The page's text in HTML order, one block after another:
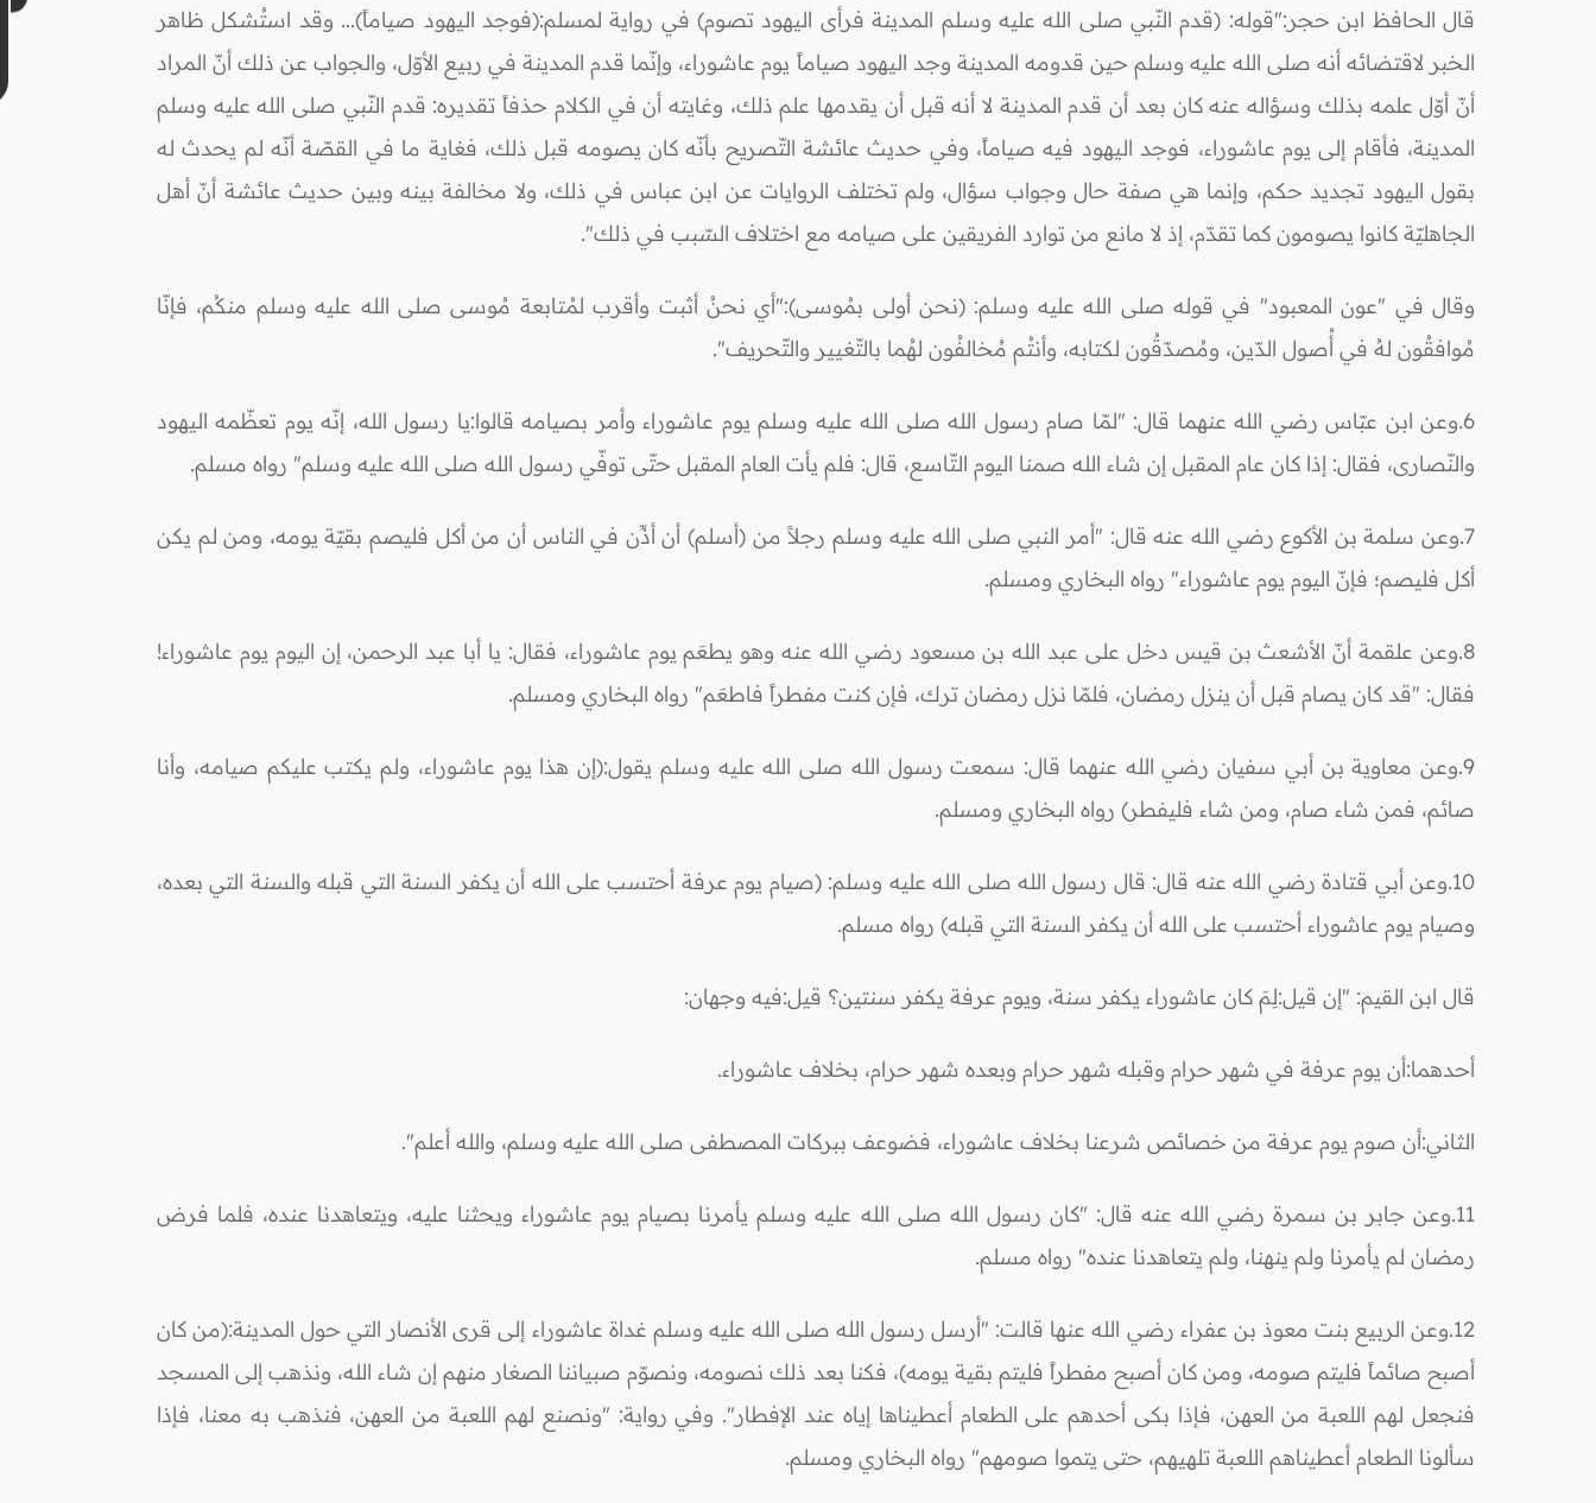
قال الحافظ ابن حجر:"قوله: (قدم النّبي صلى الله عليه وسلم المدينة فرأى اليهود تصوم) في رواية لمسلم:(فوجد اليهود صياماً)... وقد استُشكل ظاهر
الخبر لاقتضائه أنه صلى الله عليه وسلم حين قدومه المدينة وجد اليهود صياماً يوم عاشوراء، وإنّما قدم المدينة في ربيع الأوّل، والجواب عن ذلك أنّ المراد
أنّ أوّل علمه بذلك وسؤاله عنه كان بعد أن قدم المدينة لا أنه قبل أن يقدمها علم ذلك، وغايته أن في الكلام حذفاً تقديره: قدم النّبي صلى الله عليه وسلم
المدينة، فأقام إلى يوم عاشوراء، فوجد اليهود فيه صياماً، وفي حديث عائشة التّصريح بأنّه كان يصومه قبل ذلك، فغاية ما في القصّة أنّه لم يحدث له
بقول اليهود تجديد حكم، وإنما هي صفة حال وجواب سؤال، ولم تختلف الروايات عن ابن عباس في ذلك، ولا مخالفة بينه وبين حديث عائشة أنّ أهل
الجاهليّة كانوا يصومون كما تقدّم، إذ لا مانع من توارد الفريقين على صيامه مع اختلاف السّبب في ذلك".
وقال في "عون المعبود" في قوله صلى الله عليه وسلم: (نحن أولى بمُوسى):"أي نحنُ أثبت وأقرب لمُتابعة مُوسى صلى الله عليه وسلم منكُم، فإنّا
مُوافقُون لهُ في أُصول الدّين، ومُصدّقُون لكتابه، وأنتُم مُخالفُون لهُما بالتّغيير والتّحريف".
6.وعن ابن عبّاس رضي الله عنهما قال: "لمّا صام رسول الله صلى الله عليه وسلم يوم عاشوراء وأمر بصيامه قالوا:يا رسول الله، إنّه يوم تعظّمه اليهود
والنّصارى، فقال: إذا كان عام المقبل إن شاء الله صمنا اليوم التّاسع، قال: فلم يأت العام المقبل حتّى توفّي رسول الله صلى الله عليه وسلم" رواه مسلم.
7.وعن سلمة بن الأكوع رضي الله عنه قال: "أمر النبي صلى الله عليه وسلم رجلاً من (أسلم) أن أذِّن في الناس أن من أكل فليصم بقيّة يومه، ومن لم يكن
أكل فليصم؛ فإنّ اليوم يوم عاشوراء" رواه البخاري ومسلم.
8.وعن علقمة أنّ الأشعث بن قيس دخل على عبد الله بن مسعود رضي الله عنه وهو يطعَم يوم عاشوراء، فقال: يا أبا عبد الرحمن، إن اليوم يوم عاشوراء!
فقال: "قد كان يصام قبل أن ينزل رمضان، فلمّا نزل رمضان ترك، فإن كنت مفطراً فاطعَم" رواه البخاري ومسلم.
9.وعن معاوية بن أبي سفيان رضي الله عنهما قال: سمعت رسول الله صلى الله عليه وسلم يقول:(إن هذا يوم عاشوراء، ولم يكتب عليكم صيامه، وأنا
صائم، فمن شاء صام، ومن شاء فليفطر) رواه البخاري ومسلم.
10.وعن أبي قتادة رضي الله عنه قال: قال رسول الله صلى الله عليه وسلم: (صيام يوم عرفة أحتسب على الله أن يكفر السنة التي قبله والسنة التي بعده،
وصيام يوم عاشوراء أحتسب على الله أن يكفر السنة التي قبله) رواه مسلم.
قال ابن القيم: "إن قيل:لِمَ كان عاشوراء يكفر سنة، ويوم عرفة يكفر سنتين؟ قيل:فيه وجهان:
أحدهما:أن يوم عرفة في شهر حرام وقبله شهر حرام وبعده شهر حرام، بخلاف عاشوراء.
الثاني:أن صوم يوم عرفة من خصائص شرعنا بخلاف عاشوراء، فضوعف ببركات المصطفى صلى الله عليه وسلم، والله أعلم".
11.وعن جابر بن سمرة رضي الله عنه قال: "كان رسول الله صلى الله عليه وسلم يأمرنا بصيام يوم عاشوراء ويحثنا عليه، ويتعاهدنا عنده، فلما فرض
رمضان لم يأمرنا ولم ينهنا، ولم يتعاهدنا عنده" رواه مسلم.
12.وعن الربيع بنت معوذ بن عفراء رضي الله عنها قالت: "أرسل رسول الله صلى الله عليه وسلم غداة عاشوراء إلى قرى الأنصار التي حول المدينة:(من كان
أصبح صائماً فليتم صومه، ومن كان أصبح مفطراً فليتم بقية يومه)، فكنا بعد ذلك نصومه، ونصوّم صبياننا الصغار منهم إن شاء الله، ونذهب إلى المسجد
فنجعل لهم اللعبة من العهن، فإذا بكى أحدهم على الطعام أعطيناها إياه عند الإفطار". وفي رواية: "ونصنع لهم اللعبة من العهن، فنذهب به معنا، فإذا
سألونا الطعام أعطيناهم اللعبة تلهيهم، حتى يتموا صومهم" رواه البخاري ومسلم.